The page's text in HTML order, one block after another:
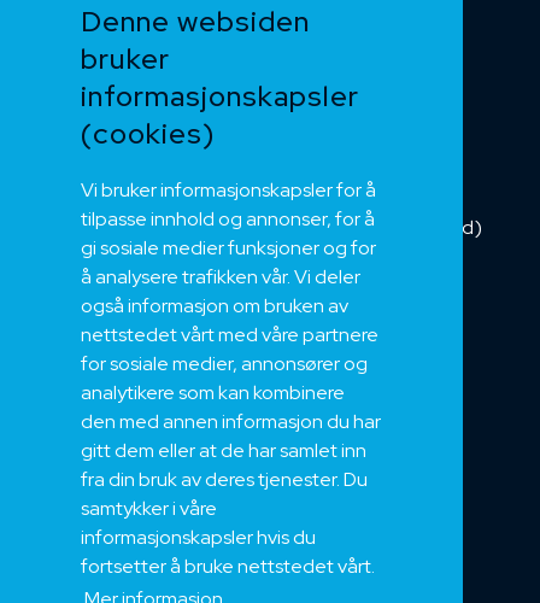
Denne websiden
bruker
informasjonskapsler
(cookies)
Vi bruker informasjonskapsler for å
tilpasse innhold og annonser, for å
gi sosiale medier funksjoner og for
å analysere trafikken vår. Vi deler
også informasjon om bruken av
nettstedet vårt med våre partnere
for sosiale medier, annonsører og
analytikere som kan kombinere
den med annen informasjon du har
gitt dem eller at de har samlet inn
fra din bruk av deres tjenester. Du
samtykker i våre
informasjonskapsler hvis du
fortsetter å bruke nettstedet vårt.
Heis og kran
Kategorikabel
Installasjonskabel
Kombikabel (Hybrid)
DNV sertifisert
Tilbehør
Om oss
Bærekraft og Åpenhet
Jobb hos oss
Sertifiseringer
Support
Teknisk
Eksport